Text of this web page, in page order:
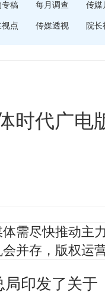
专稿 每月调查 传媒
点 传媒透视 院长
时代广电
需尽快推动主
并存，版权运
印发了关于